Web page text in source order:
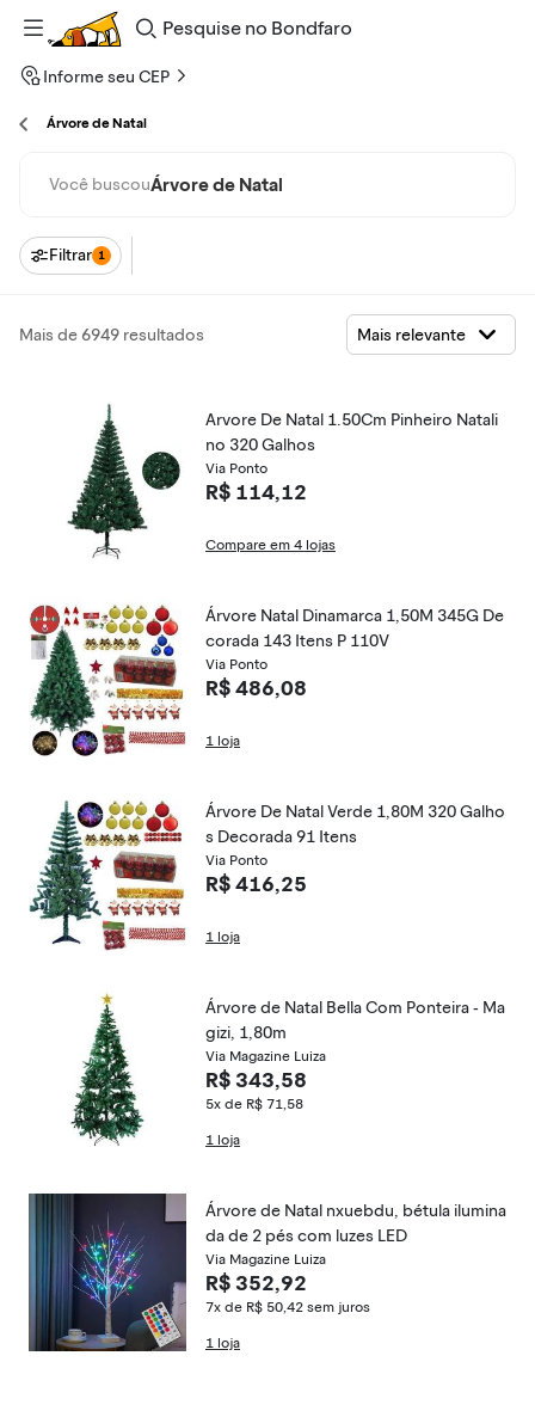
Pesquise
Bondfaro
Informe seu CEP
Árvore de Natal
Você buscouÁrvore de Natal
Filtrar 1
Mais de 6949 resultados
Arvore De Natal 1.50Cm Pinheiro Natali
no 320 Galhos
Via Ponto
R$ 114,12
Compare em 4 lojas
Árvore Natal Dinamarca 1,50M 345G De
corada 143 Itens P 110V
Via Ponto
R$ 486,08
1 loja
Árvore De Natal Verde 1,80M 320 Galho
s Decorada 91 Itens
Via Ponto
R$ 416,25
1 loja
Árvore de Natal Bella Com Ponteira - Ma
gizi, 1,80m
Via Magazine Luiza
R$ 343,58
5x de R$ 71,58
1 loja
Árvore de Natal nxuebdu, bétula ilumina
da de 2 pés com luzes LED
Via Magazine Luiza
R$ 352,92
7x de R$ 50,42 sem juros
1 loja